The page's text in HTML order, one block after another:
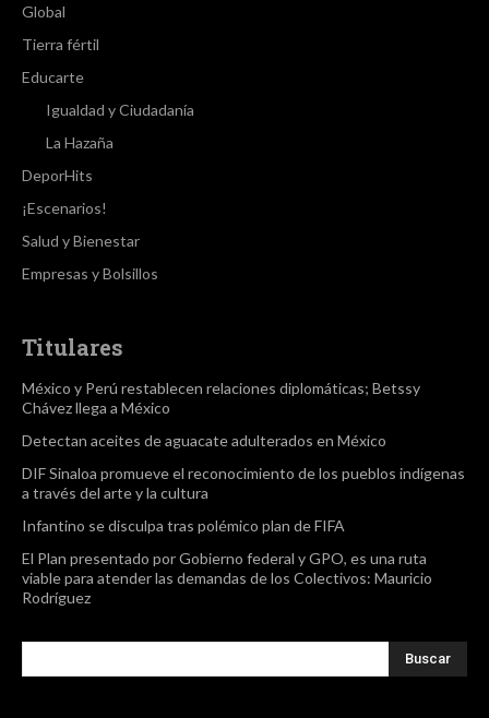
Global
Tierra fértil
Educarte
Igualdad y Ciudadanía
La Hazaña
DeporHits
¡Escenarios!
Salud y Bienestar
Empresas y Bolsillos
Titulares
México y Perú restablecen relaciones diplomáticas; Betssy
Chávez llega a México
Detectan aceites de aguacate adulterados en México
DIF Sinaloa promueve el reconocimiento de los pueblos indígenas
a través del arte y la cultura
Infantino se disculpa tras polémico plan de FIFA
El Plan presentado por Gobierno federal y GPO, es una ruta
viable para atender las demandas de los Colectivos: Mauricio
Rodríguez
Buscar